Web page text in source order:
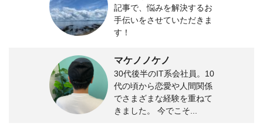
記事で、悩みを解決するお
手伝いをさせていただきま
す！
マケノノケノ
30代後半のIT系会社員。10
代の頃から恋愛や人間関係
でさまざまな経験を重ねて
きました。 今でこそ...